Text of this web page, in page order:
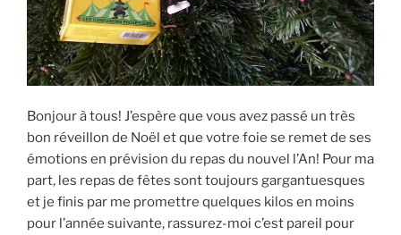
Bonjour à tous! J’espère que vous avez passé un très
bon réveillon de Noël et que votre foie se remet de ses
émotions en prévision du repas du nouvel l’An! Pour ma
part, les repas de fêtes sont toujours gargantuesques
et je finis par me promettre quelques kilos en moins
pour l’année suivante, rassurez-moi c’est pareil pour